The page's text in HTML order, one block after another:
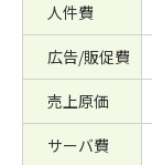
人件費
広告/販促費
売上原価
サーバ費